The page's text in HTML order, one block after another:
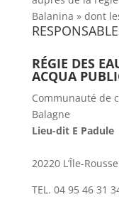
Balanina » dont
RÉGIE DES
ACQUA
Communauté de
Balagne
Lieu-dit E Padule
20220 L’Île-Rousse
TEL. 04 95 46 31